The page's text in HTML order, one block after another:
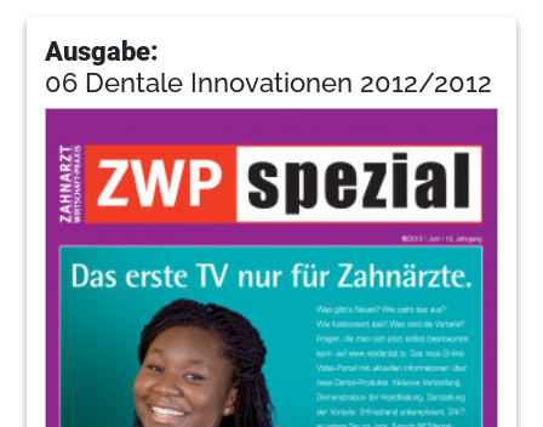
Ausgabe:
06 Dentale Innovationen 2012/2012